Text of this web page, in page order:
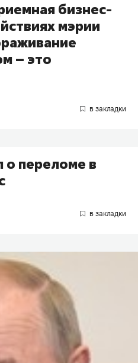
бизнес-
мэрии
– это
о переломе в